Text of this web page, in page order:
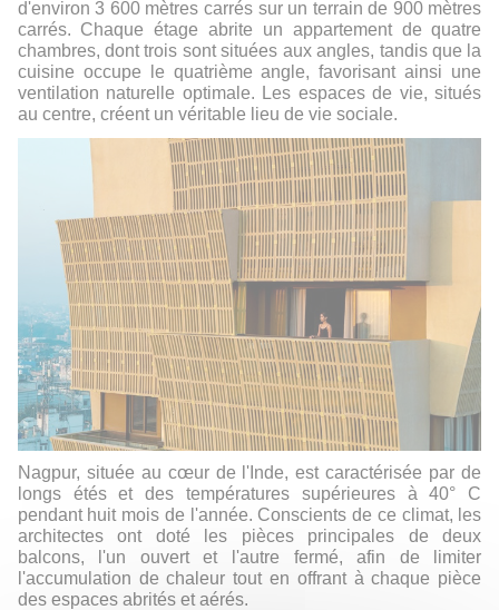
d'environ 3 600 mètres carrés sur un terrain de 900 mètres
carrés. Chaque étage abrite un appartement de quatre
chambres, dont trois sont situées aux angles, tandis que la
cuisine occupe le quatrième angle, favorisant ainsi une
ventilation naturelle optimale. Les espaces de vie, situés
au centre, créent un véritable lieu de vie sociale.
Nagpur, située au cœur de l'Inde, est caractérisée par de
longs étés et des températures supérieures à 40° C
pendant huit mois de l'année. Conscients de ce climat, les
architectes ont doté les pièces principales de deux
balcons, l'un ouvert et l'autre fermé, afin de limiter
l'accumulation de chaleur tout en offrant à chaque pièce
des espaces abrités et aérés.